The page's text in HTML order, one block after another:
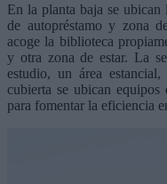
En la planta baja se ubican
de autopréstamo y zona
acoge la biblioteca
y otra zona de estar. La
estudio, un área
cubierta se ubican
para fomentar la eficiencia